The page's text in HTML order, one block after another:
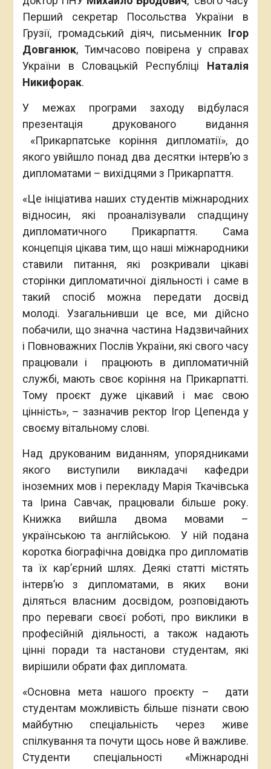
Перший секретар Посольства України в
Грузії, громадський діяч, письменник Ігор
Довганюк, Тимчасово повірена у справах
України в Словацькій Республіці Наталія
Никифорак.
У межах програми заходу відбулася
презентація друкованого видання
«Прикарпатське коріння дипломатії», до
якого увійшло понад два десятки інтерв’ю з
дипломатами – вихідцями з Прикарпаття.
«Це ініціатива наших студентів міжнародних
відносин, які проаналізували спадщину
дипломатичного Прикарпаття. Сама
концепція цікава тим, що наші міжнародники
ставили питання, які розкривали цікаві
сторінки дипломатичної діяльності і саме в
такий спосіб можна передати досвід
молоді. Узагальнивши це все, ми дійсно
побачили, що значна частина Надзвичайних
і Повноважних Послів України, які свого часу
працювали і працюють в дипломатичній
службі, мають своє коріння на Прикарпатті.
Тому проєкт дуже цікавий і має свою
цінність», – зазначив ректор Ігор Цепенда у
своєму вітальному слові.
Над друкованим виданням, упорядниками
якого виступили викладачі кафедри
іноземних мов і перекладу Марія Ткачівська
та Ірина Савчак, працювали більше року.
Книжка вийшла двома мовами –
українською та англійською. У ній подана
коротка біографічна довідка про дипломатів
та їх кар’єрний шлях. Деякі статті містять
інтерв’ю з дипломатами, в яких вони
діляться власним досвідом, розповідають
про переваги своєї роботі, про виклики в
професійній діяльності, а також надають
цінні поради та настанови студентам, які
вирішили обрати фах дипломата.
«Основна мета нашого проєкту – дати
студентам можливість більше пізнати свою
майбутню спеціальність через живе
спілкування та почути щось нове й важливе.
Студенти спеціальності «Міжнародні